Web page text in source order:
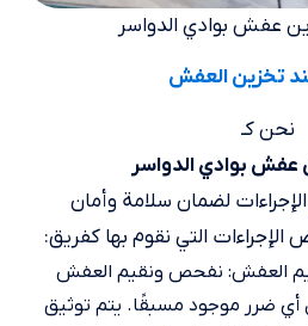
عفش بوادي الدواسر
تخزين العفش
نحن كـ
عفش بوادي الدواسر
لضمان سلامة وأمان
التي نقوم بها كفريق:
العفش: نفحص ونقيم العفش
أي ضرر موجود مسبقًا. يتم توثيق